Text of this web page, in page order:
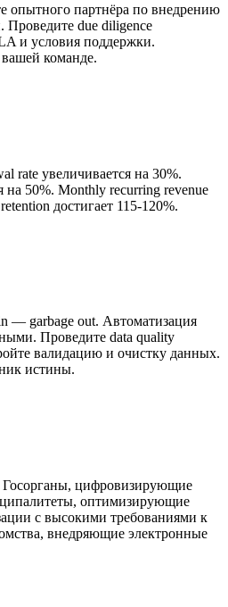
опытного партнёра по внедрению
Проведите due diligence
и условия поддержки.
команде.
rate увеличивается на 30%.
на 50%. Monthly recurring revenue
достигает 115-120%.
— garbage out. Автоматизация
Проведите data quality
валидацию и очистку данных.
истины.
Госорганы, цифровизирующие
оптимизирующие
с высокими требованиями к
внедряющие электронные